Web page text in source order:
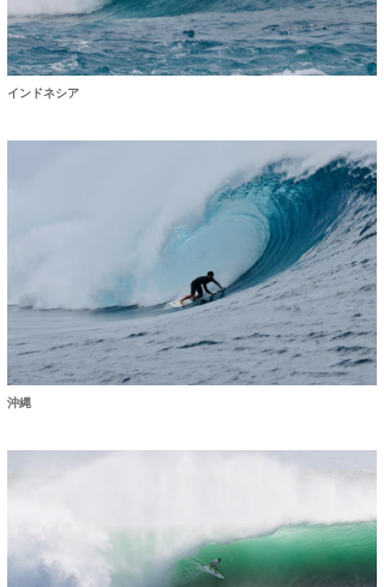
インドネシア
沖縄